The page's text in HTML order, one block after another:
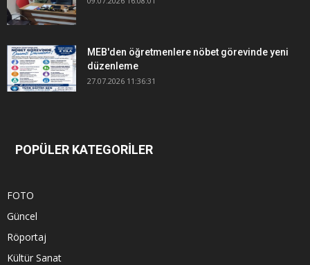
MEB'den öğretmenlere nöbet görevinde yeni
düzenleme
27.07.2026 11:36:31
POPÜLER KATEGORİLER
FOTO
Güncel
Röportaj
Kültür Sanat